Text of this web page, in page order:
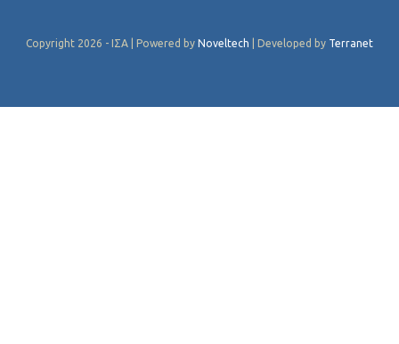
Copyright 2026 - ΙΣΑ | Powered by Noveltech | Developed by Terranet